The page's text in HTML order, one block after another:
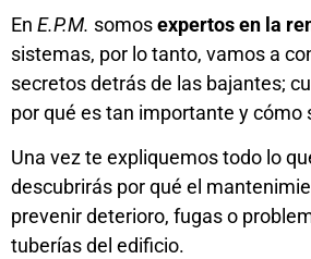
En E.P.M. somosexpertos en la
sistemas, por lo tanto, vamos a
secretos detrás de las bajantes;
por qué es tan importante y cómo
Una vez te expliquemos todo lo
descubrirás por qué el
prevenir deterioro, fugas o
tuberías del edificio.